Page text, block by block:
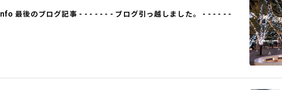
最後のブログ記事 - - - - - - - ブログ引っ越しました。 - - - - - -